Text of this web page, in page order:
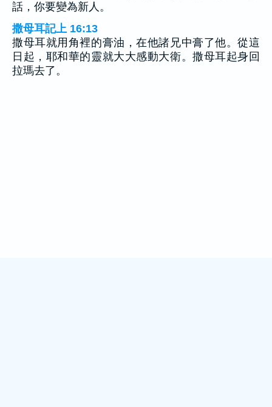
話，你要變為新人。
撒母耳記上 16:13
撒母耳就用角裡的膏油，在他諸兄中膏了他。從這
日起，耶和華的靈就大大感動大衛。撒母耳起身回
拉瑪去了。